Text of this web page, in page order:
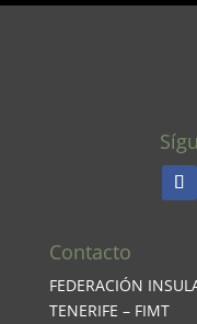
Contacto
FEDERACIÓN
TENERIFE – FIMT